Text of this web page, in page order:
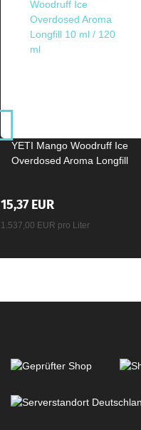
YETI Mango Woodruff Ice
Overdosed Aroma Longfill
15,37 EUR
1.537,00 EUR pro Liter